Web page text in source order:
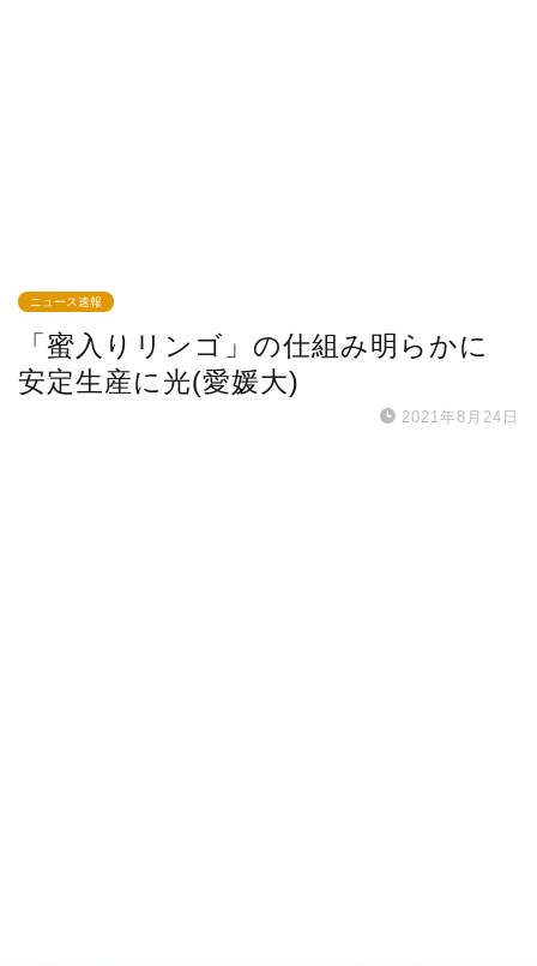
ニュース速報
「蜜入りリンゴ」の仕組み明らかに
安定生産に光(愛媛大)
2021年8月24日